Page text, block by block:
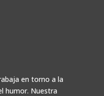
en torno a la
humor. Nuestra